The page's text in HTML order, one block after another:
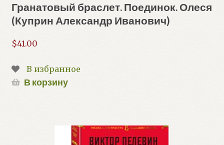
Гранатовый браслет. Поединок. Олеся
(Куприн Александр Иванович)
$41.00
В избранное
В корзину